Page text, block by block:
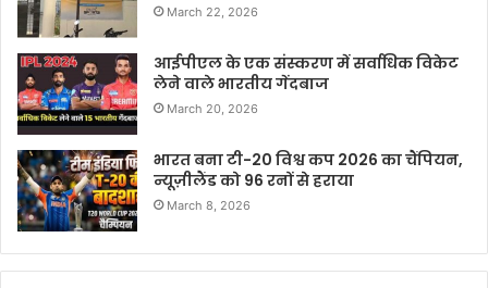
March 22, 2026
आईपीएल के एक संस्करण में सर्वाधिक विकेट
लेने वाले भारतीय गेंदबाज
March 20, 2026
भारत बना टी-20 विश्व कप 2026 का चैंपियन,
न्यूज़ीलैंड को 96 रनों से हराया
March 8, 2026